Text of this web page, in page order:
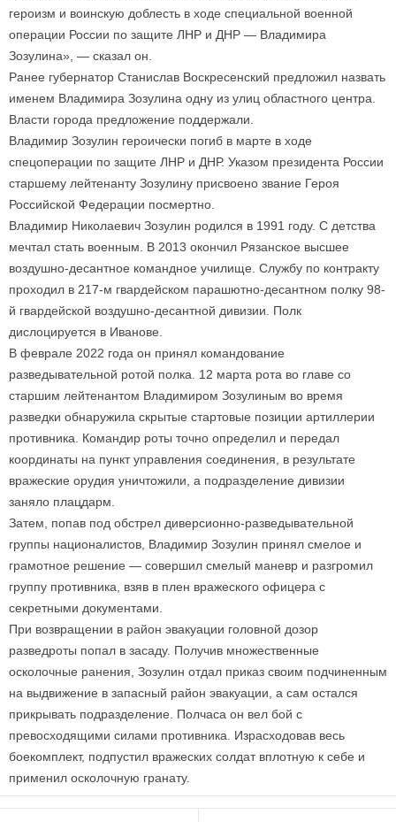
героизм и воинскую доблесть в ходе специальной военной
операции России по защите ЛНР и ДНР — Владимира
Зозулина», — сказал он.
Ранее губернатор Станислав Воскресенский предложил назвать
именем Владимира Зозулина одну из улиц областного центра.
Власти города предложение поддержали.
Владимир Зозулин героически погиб в марте в ходе
спецоперации по защите ЛНР и ДНР. Указом президента России
старшему лейтенанту Зозулину присвоено звание Героя
Российской Федерации посмертно.
Владимир Николаевич Зозулин родился в 1991 году. С детства
мечтал стать военным. В 2013 окончил Рязанское высшее
воздушно-десантное командное училище. Службу по контракту
проходил в 217-м гвардейском парашютно-десантном полку 98-
й гвардейской воздушно-десантной дивизии. Полк
дислоцируется в Иванове.
В феврале 2022 года он принял командование
разведывательной ротой полка. 12 марта рота во главе со
старшим лейтенантом Владимиром Зозулиным во время
разведки обнаружила скрытые стартовые позиции артиллерии
противника. Командир роты точно определил и передал
координаты на пункт управления соединения, в результате
вражеские орудия уничтожили, а подразделение дивизии
заняло плацдарм.
Затем, попав под обстрел диверсионно-разведывательной
группы националистов, Владимир Зозулин принял смелое и
грамотное решение — совершил смелый маневр и разгромил
группу противника, взяв в плен вражеского офицера с
секретными документами.
При возвращении в район эвакуации головной дозор
разведроты попал в засаду. Получив множественные
осколочные ранения, Зозулин отдал приказ своим подчиненным
на выдвижение в запасный район эвакуации, а сам остался
прикрывать подразделение. Полчаса он вел бой с
превосходящими силами противника. Израсходовав весь
боекомплект, подпустил вражеских солдат вплотную к себе и
применил осколочную гранату.